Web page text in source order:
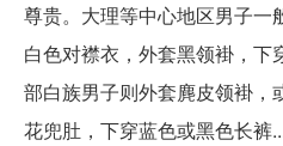
尊贵。大理等中心地区男子一
白色对襟衣，外套黑领褂，下
部白族男子则外套麂皮领褂，
花兜肚，下穿蓝色或黑色长裤